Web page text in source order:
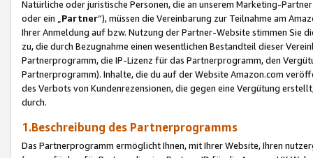
Natürliche oder juristische Personen, die an unserem Marketing-
oder ein „Partner“), müssen die Vereinbarung zur Teilnahme am
Ihrer Anmeldung auf bzw. Nutzung der Partner-Website stimmen Sie
zu, die durch Bezugnahme einen wesentlichen Bestandteil dieser
Partnerprogramm, die IP-Lizenz für das Partnerprogramm, den
Partnerprogramm). Inhalte, die du auf der Website Amazon.com
des Verbots von Kundenrezensionen, die gegen eine Vergütung
durch.
1.Beschreibung des Partnerprogramms
Das Partnerprogramm ermöglicht Ihnen, mit Ihrer Website, Ihren